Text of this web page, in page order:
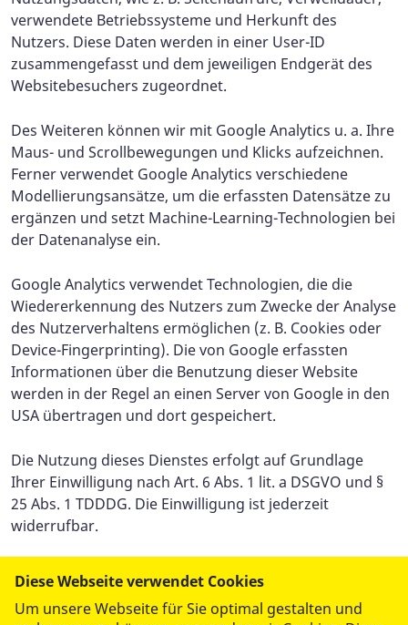
verwendete Betriebssysteme und Herkunft des
Nutzers. Diese Daten werden in einer User-ID
zusammengefasst und dem jeweiligen Endgerät des
Websitebesuchers zugeordnet.
Des Weiteren können wir mit Google Analytics u. a. Ihre
Maus- und Scrollbewegungen und Klicks aufzeichnen.
Ferner verwendet Google Analytics verschiedene
Modellierungsansätze, um die erfassten Datensätze zu
ergänzen und setzt Machine-Learning-Technologien bei
der Datenanalyse ein.
Google Analytics verwendet Technologien, die die
Wiedererkennung des Nutzers zum Zwecke der Analyse
des Nutzerverhaltens ermöglichen (z. B. Cookies oder
Device-Fingerprinting). Die von Google erfassten
Informationen über die Benutzung dieser Website
werden in der Regel an einen Server von Google in den
USA übertragen und dort gespeichert.
Die Nutzung dieses Dienstes erfolgt auf Grundlage
Ihrer Einwilligung nach Art. 6 Abs. 1 lit. a DSGVO und §
25 Abs. 1 TDDDG. Die Einwilligung ist jederzeit
widerrufbar.
Die Datenübertragung in die USA wird auf die
Standardvertragsklauseln der EU-Kommission gestützt.
Details finden Sie hier:
Diese Webseite verwendet Cookies
Um unsere Webseite für Sie optimal gestalten und